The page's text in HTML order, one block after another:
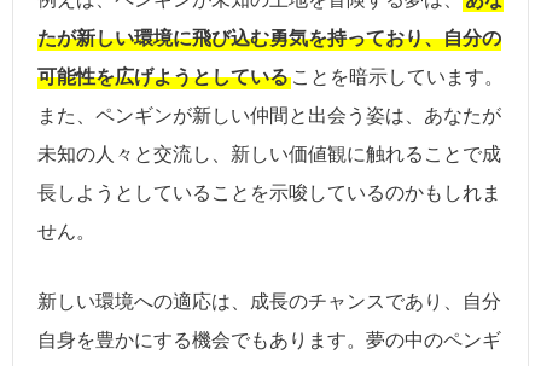
たが新しい環境に飛び込む勇気を持っており、自分の
可能性を広げようとしている ことを暗示しています。
また、ペンギンが新しい仲間と出会う姿は、あなたが
未知の人々と交流し、新しい価値観に触れることで成
長しようとしていることを示唆しているのかもしれま
せん。
新しい環境への適応は、成長のチャンスであり、自分
自身を豊かにする機会でもあります。夢の中のペンギ